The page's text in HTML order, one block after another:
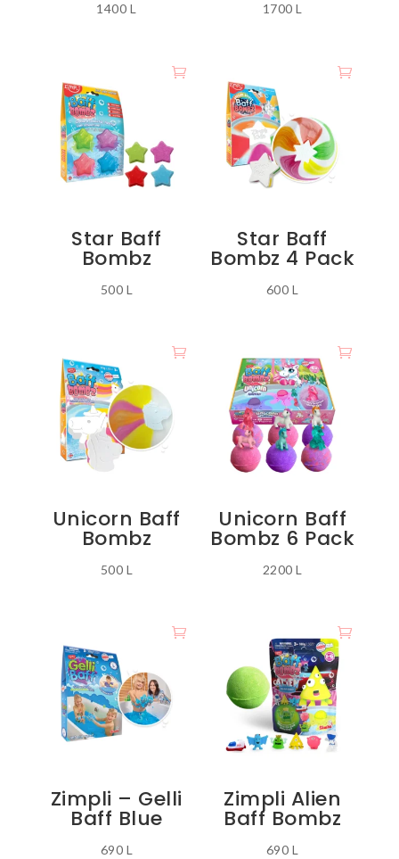
1400 L 1700L
Star Baff
Bombz
500 L
Star Baff
Bombz 4 Pack
600 L
Unicorn Baff
Bombz
500 L
Unicorn Baff
Bombz 6 Pack
2200L
Zimpli – Gelli
Baff Blue
690 L
Zimpli Alien
Baff Bombz
690 L